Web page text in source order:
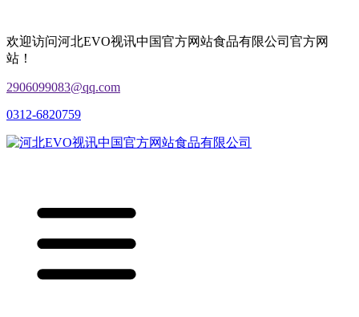
欢迎访问河北EVO视讯中国官方网站食品有限公司官方网
站！
2906099083@qq.com
0312-6820759